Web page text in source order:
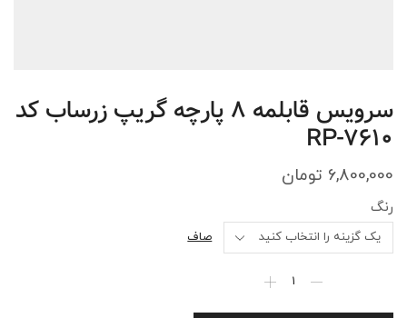
سرویس قابلمه 8 پارچه گریپ زرساب کد
RP-7610
6,800,000 تومان
رنگ
صاف